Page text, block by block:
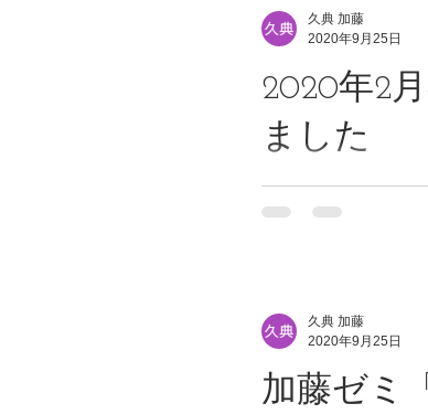
2020年2
ました
久典 加藤
2020年9月25日
加藤ゼミ
久典 加藤
2020年9月25日